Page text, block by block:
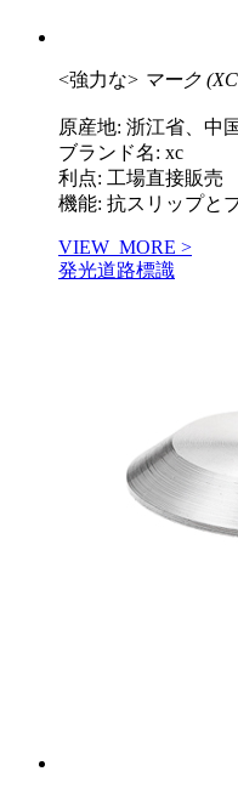
<強力な> マーク
原産地: 浙江省、中
ブランド名: xc
利点: 工場直接販売
機能: 抗スリップと
VIEW_MORE >
発光道路標識